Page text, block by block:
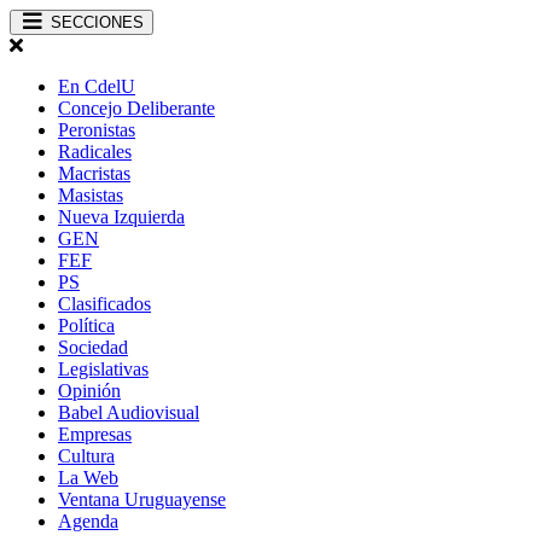
SECCIONES
En CdelU
Concejo Deliberante
Peronistas
Radicales
Macristas
Masistas
Nueva Izquierda
GEN
FEF
PS
Clasificados
Política
Sociedad
Legislativas
Opinión
Babel Audiovisual
Empresas
Cultura
La Web
Ventana Uruguayense
Agenda